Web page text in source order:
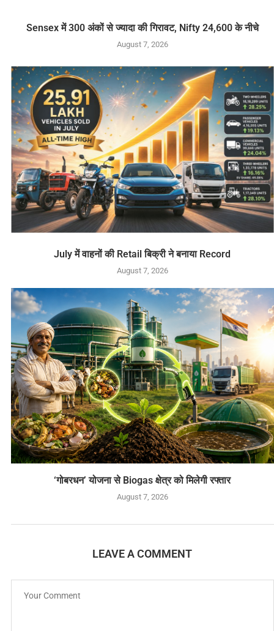
Sensex में 300 अंकों से ज्यादा की गिरावट, Nifty 24,600 के नीचे
August 7, 2026
July में वाहनों की Retail बिक्री ने बनाया Record
August 7, 2026
‘गोबरधन’ योजना से Biogas क्षेत्र को मिलेगी रफ्तार
August 7, 2026
LEAVE A COMMENT